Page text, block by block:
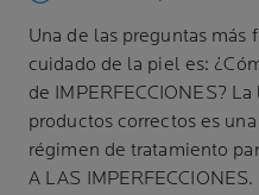
Una de las preguntas más
cuidado de la piel es:
de IMPERFECCIONES?
productos correctos es
régimen de tratamiento
A LAS